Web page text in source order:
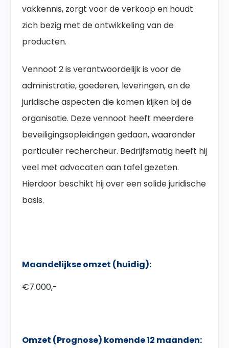
vakkennis, zorgt voor de verkoop en houdt
zich bezig met de ontwikkeling van de
producten.
Vennoot 2 is verantwoordelijk is voor de
administratie, goederen, leveringen, en de
juridische aspecten die komen kijken bij de
organisatie. Deze vennoot heeft meerdere
beveiligingsopleidingen gedaan, waaronder
particulier rechercheur. Bedrijfsmatig heeft hij
veel met advocaten aan tafel gezeten.
Hierdoor beschikt hij over een solide juridische
basis.
Maandelijkse omzet (huidig):
€7.000,-
Omzet (Prognose) komende 12 maanden: